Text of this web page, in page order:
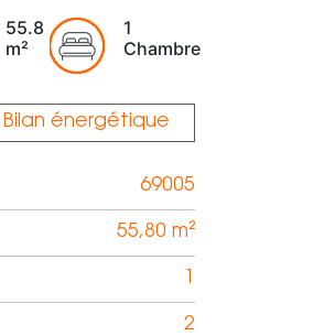
55.8
m²
1
Chambre
Bilan énergétique
69005
55,80 m²
1
2